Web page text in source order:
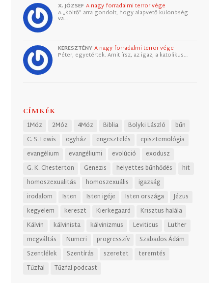
X. JÓZSEF A nagy forradalmi terror vége
A „költő” arra gondolt, hogy alapvető különbség
va…
KERESZTÉNY A nagy forradalmi terror vége
Péter, egyetértek. Amit írsz, az igaz, a katolikus…
CÍMKÉK
1Móz 2Móz 4Móz Biblia Bolyki László
bűn
C. S. Lewis
egyház engesztelés
episztemológia
evangélium
evangéliumi evolúció
exodusz
G. K. Chesterton
Genezis helyettes bűnhődés
hit
homoszexualitás
homoszexuális
igazság
irodalom
Isten Isten igéje Isten országa
Jézus
kegyelem
kereszt Kierkegaard
Krisztus halála
Kálvin
kálvinista kálvinizmus Leviticus
Luther
megváltás
Numeri progresszív
Szabados Ádám
Szentlélek
Szentírás szeretet
teremtés
Tűzfal
Tűzfal podcast